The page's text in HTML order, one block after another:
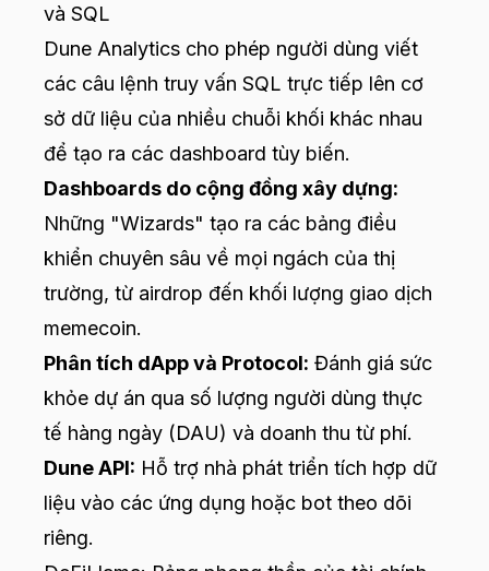
và SQL
Dune Analytics cho phép người dùng viết
các câu lệnh truy vấn SQL trực tiếp lên cơ
sở dữ liệu của nhiều chuỗi khối khác nhau
để tạo ra các dashboard tùy biến.
Dashboards do cộng đồng xây dựng:
Những "Wizards" tạo ra các bảng điều
khiển chuyên sâu về mọi ngách của thị
trường, từ airdrop đến khối lượng giao dịch
memecoin.
Phân tích dApp và Protocol: Đánh giá sức
khỏe dự án qua số lượng người dùng thực
tế hàng ngày (DAU) và doanh thu từ phí.
Dune API: Hỗ trợ nhà phát triển tích hợp dữ
liệu vào các ứng dụng hoặc bot theo dõi
riêng.